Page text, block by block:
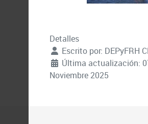
Detalles
Escrito por: DEPyFRH
Última actualización:
Noviembre 2025